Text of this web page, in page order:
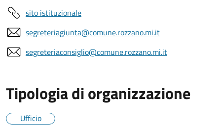
sito istituzionale
segreteriagiunta@comune.rozzano.mi.it
segreteriaconsiglio@comune.rozzano.mi.it
Tipologia di organizzazione
Ufficio